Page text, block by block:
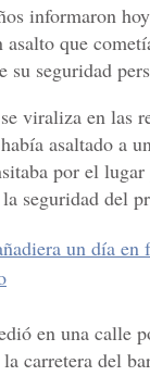
informaron
que
su seguridad
viraliza en las
asaltado a
por el
seguridad del
un día en
en una calle
la carretera del